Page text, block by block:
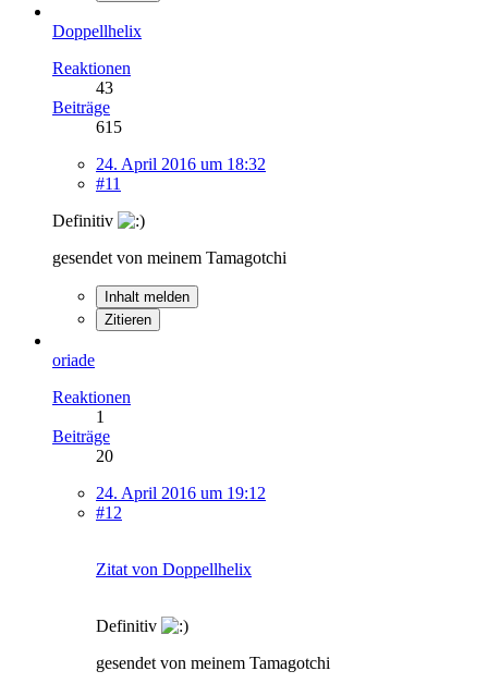
Doppellhelix
Reaktionen
43
Beiträge
615
24. April 2016 um 18:32
#11
Definitiv
gesendet von meinem Tamagotchi
Inhalt melden
Zitieren
oriade
Reaktionen
1
Beiträge
20
24. April 2016 um 19:12
#12
Zitat von Doppellhelix
Definitiv
gesendet von meinem Tamagotchi